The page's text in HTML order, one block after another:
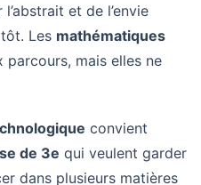
et de l’envie
Les mathématiques
parcours, mais elles ne
convient
de 3e qui veulent garder
dans plusieurs matières